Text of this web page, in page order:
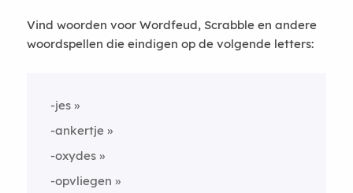
Vind woorden voor Wordfeud, Scrabble en andere
woordspellen die eindigen op de volgende letters:
-jes
-ankertje
-oxydes
-opvliegen